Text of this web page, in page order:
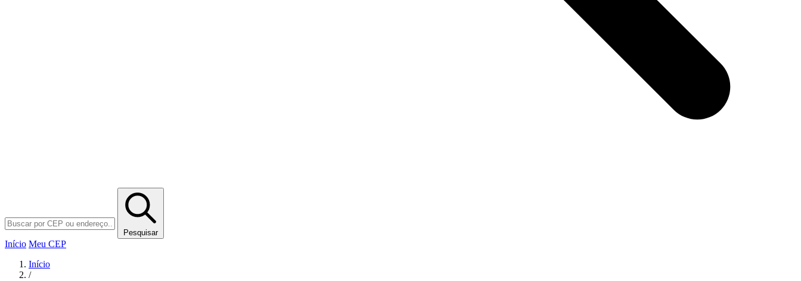
Pesquisar
Início Meu CEP
Início
/